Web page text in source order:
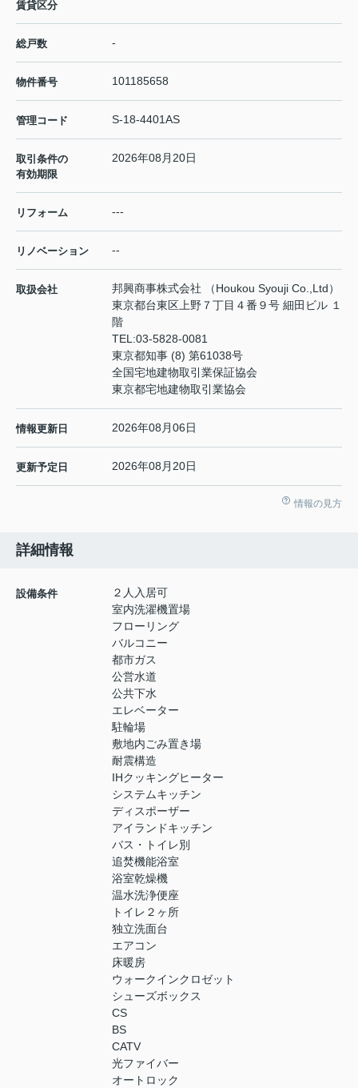
賃貸区分
総戸数 -
物件番号 101185658
管理コード S-18-4401AS
取引条件の
有効期限
2026年08月20日
リフォーム ---
リノベーション --
取扱会社
邦興商事株式会社 （Houkou Syouji Co.,Ltd）
東京都台東区上野７丁目４番９号 細田ビル １
階
TEL:03-5828-0081
東京都知事 (8) 第61038号
全国宅地建物取引業保証協会
東京都宅地建物取引業協会
情報更新日 2026年08月06日
更新予定日 2026年08月20日
情報の見方
詳細情報
設備条件
２人入居可
室内洗濯機置場
フローリング
バルコニー
都市ガス
公営水道
公共下水
エレベーター
駐輪場
敷地内ごみ置き場
耐震構造
IHクッキングヒーター
システムキッチン
ディスポーザー
アイランドキッチン
バス・トイレ別
追焚機能浴室
浴室乾燥機
温水洗浄便座
トイレ２ヶ所
独立洗面台
エアコン
床暖房
ウォークインクロゼット
シューズボックス
CS
BS
CATV
光ファイバー
オートロック